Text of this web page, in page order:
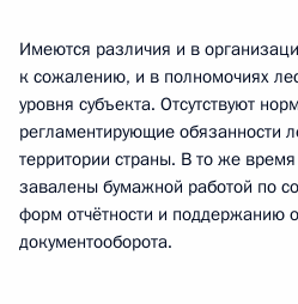
Имеются различия и в
к сожалению, и в полномочиях
уровня субъекта. Отсутствуют
регламентирующие обязанности
территории страны. В то же
завалены бумажной работой по
форм отчётности и поддержанию
документооборота.